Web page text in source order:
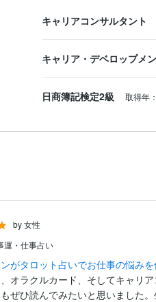
キャリアコンサルタント
キャリア・デベロップメ
日商簿記検定2級 取得年
by 女性
運・仕事占い
がタロット占いでお仕事の悩み
オラクルカード、そしてキャリ
ぜひ読んでみたいと思いました